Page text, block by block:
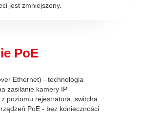
jest zmniejszony.
PoE
Ethernet) - technologia
zasilanie kamery IP
poziomu rejestratora, switcha
PoE - bez konieczności